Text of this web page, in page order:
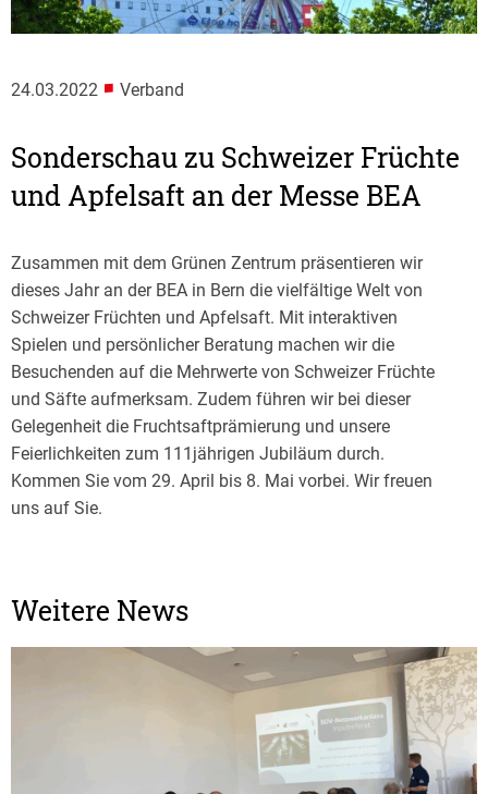
24.03.2022 ■ Verband
Sonderschau zu Schweizer Früchte
und Apfelsaft an der Messe BEA
Zusammen mit dem Grünen Zentrum präsentieren wir
dieses Jahr an der BEA in Bern die vielfältige Welt von
Schweizer Früchten und Apfelsaft. Mit interaktiven
Spielen und persönlicher Beratung machen wir die
Besuchenden auf die Mehrwerte von Schweizer Früchte
und Säfte aufmerksam. Zudem führen wir bei dieser
Gelegenheit die Fruchtsaftprämierung und unsere
Feierlichkeiten zum 111jährigen Jubiläum durch.
Kommen Sie vom 29. April bis 8. Mai vorbei. Wir freuen
uns auf Sie.
Weitere News